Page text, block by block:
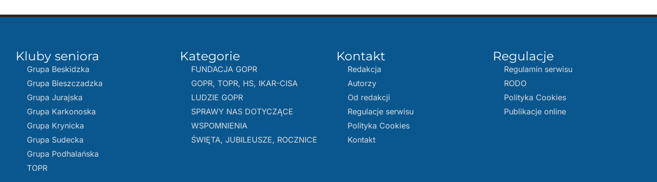
Kluby seniora
Grupa Beskidzka​
Grupa Bieszczadzka
Grupa Jurajska
Grupa Karkonoska
Grupa Krynicka
Grupa Sudecka
Grupa Podhalańska
TOPR
Kategorie
FUNDACJA GOPR
GOPR, TOPR, HS, IKAR-CISA
LUDZIE GOPR
SPRAWY NAS DOTYCZĄCE
WSPOMNIENIA
ŚWIĘTA, JUBILEUSZE, ROCZNICE
Kontakt
Redakcja
Autorzy
Od redakcji
Regulacje serwisu
Polityka Cookies
Kontakt
Regulacje
Regulamin serwisu
RODO
Polityka Cookies
Publikacje online